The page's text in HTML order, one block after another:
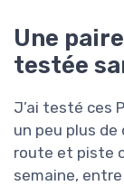
Une
testée
J’ai testé ces
un peu plus
route et piste
semaine,